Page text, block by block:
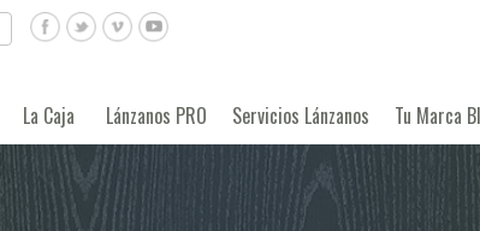
La Caja Lánzanos PRO Servicios Lánzanos Tu Marca